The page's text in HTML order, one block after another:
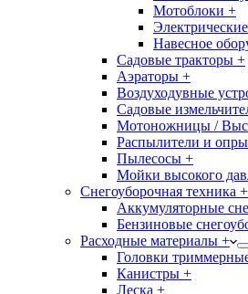
Мотоблоки +
Навесное
Садовые тракторы +
Аэраторы +
Воздуходувные
Садовые
Мотоножницы /
Распылители и
Пылесосы +
Мойки высокого
Снегоуборочная техника +
Аккумуляторные
Бензиновые
Расходные материалы +
Головки
Канистры +
Леска +